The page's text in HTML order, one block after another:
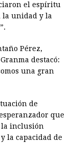
el espíritu
la unidad y la
Pérez,
destacó:
una gran
de
que
la inclusión
la capacidad de